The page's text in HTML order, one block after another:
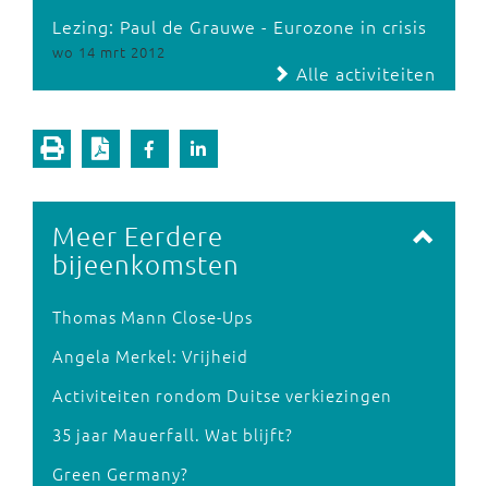
Lezing: Paul de Grauwe - Eurozone in crisis
wo 14 mrt 2012
Alle activiteiten
Meer Eerdere
bijeenkomsten
Thomas Mann Close-Ups
Angela Merkel: Vrijheid
Activiteiten rondom Duitse verkiezingen
35 jaar Mauerfall. Wat blijft?
Green Germany?